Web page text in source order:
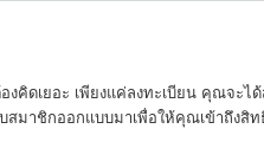
คิดเยอะ เพียงแค่ลงทะเบียน คุณจะ
มาชิกออกแบบมาเพื่อให้คุณเข้าถึง